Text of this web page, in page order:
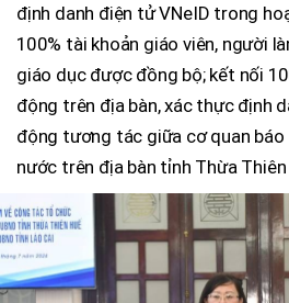
định danh điện tử VNeID trong
100% tài khoản giáo viên, người
giáo dục được đồng bộ; kết nối
động trên địa bàn, xác thực định
động tương tác giữa cơ quan báo
nước trên địa bàn tỉnh Thừa Thiên